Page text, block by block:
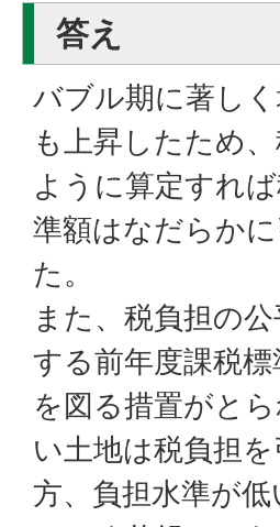
答え
バブル期に著し
も上昇したため
ように算定すれ
準額はなだらか
た。
また、税負担の
する前年度課税
を図る措置がと
い土地は税負担
方、負担水準が